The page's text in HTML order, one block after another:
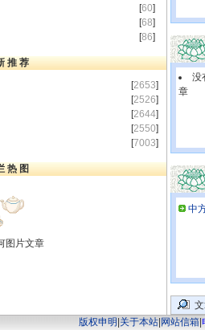
[60]
[68]
[86]
推 荐
[2653]
[2526]
[2644]
[2550]
[7003]
热 图
图片文章
没
章
中
版权申明 关于本站 网站信箱